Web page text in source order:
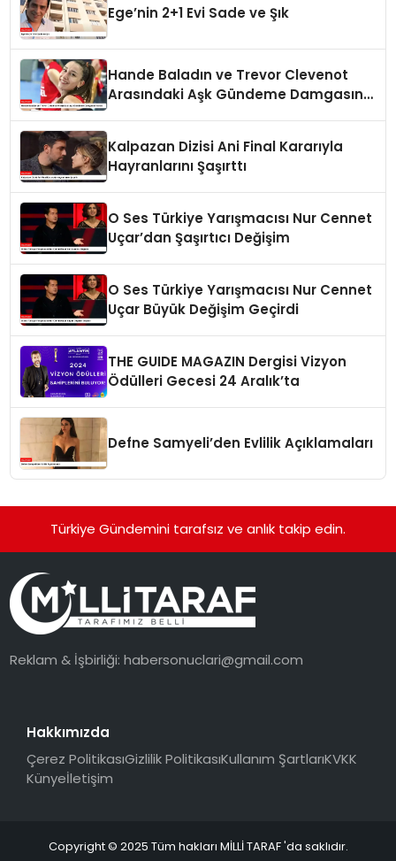
Ege’nin 2+1 Evi Sade ve Şık
Hande Baladın ve Trevor Clevenot
Arasındaki Aşk Gündeme Damgasını
Kalpazan Dizisi Ani Final Kararıyla
Hayranlarını Şaşırttı
O Ses Türkiye Yarışmacısı Nur Cennet
Uçar’dan Şaşırtıcı Değişim
O Ses Türkiye Yarışmacısı Nur Cennet
Uçar Büyük Değişim Geçirdi
THE GUIDE MAGAZIN Dergisi Vizyon
Ödülleri Gecesi 24 Aralık’ta
Defne Samyeli’den Evlilik Açıklamaları
Türkiye Gündemini tarafsız ve anlık takip edin.
Reklam & İşbirliği:habersonuclari@gmail.com
Hakkımızda
Çerez PolitikasıGizlilik PolitikasıKullanım ŞartlarıKVKK
Künyeİletişim
Copyright © 2025 Tüm hakları MİLLİ TARAF 'da saklıdır.